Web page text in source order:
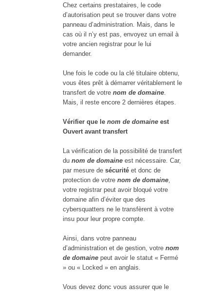
Chez certains prestataires, le code
d’autorisation peut se trouver dans votre
panneau d’administration. Mais, dans le
cas où il n’y est pas, envoyez un email à
votre ancien registrar pour le lui
demander.
Une fois le code ou la clé titulaire obtenu,
vous êtes prêt à démarrer véritablement le
transfert de votre nom de domaine
Mais, il reste encore 2 dernières étapes.
Vérifier que le nom de domaine est
Ouvert avant transfert
La vérification de la possibilité de transfert
du nom de domaine est nécessaire. Car,
par mesure de sécurité et donc de
protection de votre nom de domaine
votre registrar peut avoir bloqué votre
domaine afin d’éviter que des
cybersquatters ne le transfèrent à votre
insu pour leur propre compte.
Ainsi, dans votre panneau
d’administration et de gestion, votre nom
de domaine peut avoir le statut « Fermé
» ou « Locked » en anglais.
Vous devez donc vous assurer que le